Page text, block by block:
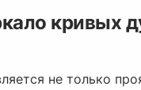
кривых
не только